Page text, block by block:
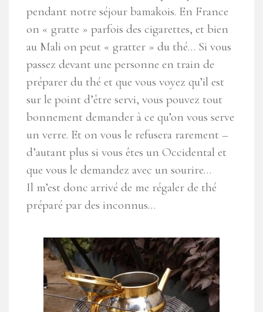
pendant notre séjour bamakois. En France
on « gratte » parfois des cigarettes, et bien
au Mali on peut « gratter » du thé… Si vous
passez devant une personne en train de
préparer du thé et que vous voyez qu’il est
sur le point d’être servi, vous pouvez tout
bonnement demander à ce qu’on vous serve
un verre. Et on vous le refusera rarement –
d’autant plus si vous êtes un Occidental et
que vous le demandez avec un sourire…
Il m’est donc arrivé de me régaler de thé
préparé par des inconnus…